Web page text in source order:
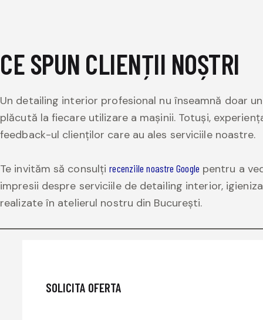
CE SPUN CLIENȚII NOȘTRI
Un detailing interior profesional nu înseamnă doar
plăcută la fiecare utilizare a mașinii. Totuși,
feedback-ul clienților care au ales serviciile noastre.
Te invităm să consulțirecenziile noastre Google pentru a
impresii despre serviciile de detailing interior,
realizate în atelierul nostru din București.
SOLICITA OFERTA